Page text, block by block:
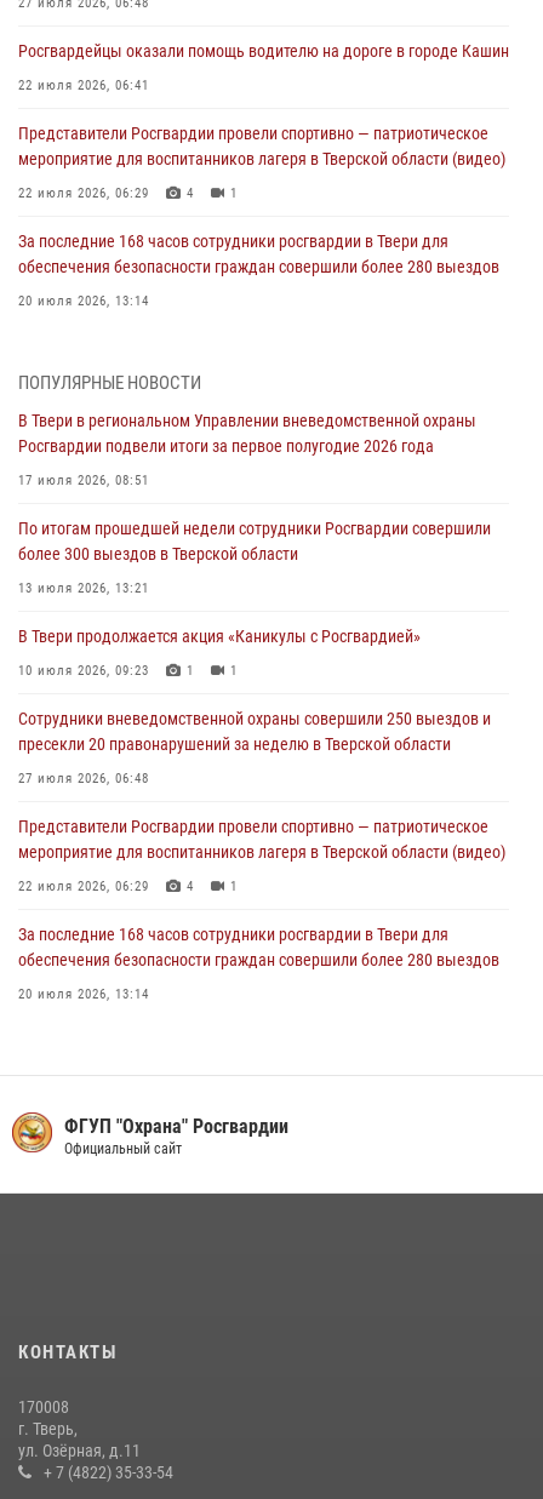
Росгвардейцы оказали помощь водителю на дороге в городе Кашин
22 июля 2026, 06:41
Представители Росгвардии провели спортивно — патриотическое
мероприятие для воспитанников лагеря в Тверской области (видео)
22 июля 2026, 06:29 4 1
За последние 168 часов сотрудники росгвардии в Твери для
обеспечения безопасности граждан совершили более 280 выездов
20 июля 2026, 13:14
Росгвардии подвели итоги за первое полугодие 2026 года
По итогам прошедшей недели сотрудники Росгвардии совершили
более 300 выездов в Тверской области
В Твери продолжается акция «Каникулы с Росгвардией»
10 июля 2026, 09:23
Росгвардейцы в Твери пресекли 16 административных
правонарушений
ПОПУЛЯРНЫЕ НОВОСТИ
В Твери в региональном Управлении вневедомственной охраны
Росгвардии подвели итоги за первое полугодие 2026 года
17 июля 2026, 08:51
По итогам прошедшей недели сотрудники Росгвардии совершили
более 300 выездов в Тверской области
13 июля 2026, 13:21
В Твери продолжается акция «Каникулы с Росгвардией»
10 июля 2026, 09:23 1 1
Сотрудники вневедомственной охраны совершили 250 выездов и
пресекли 20 правонарушений за неделю в Тверской области
27 июля 2026, 06:48
Представители Росгвардии провели спортивно — патриотическое
мероприятие для воспитанников лагеря в Тверской области (видео)
22 июля 2026, 06:29 4 1
За последние 168 часов сотрудники росгвардии в Твери для
обеспечения безопасности граждан совершили более 280 выездов
20 июля 2026, 13:14
Росгвардейцы оказали помощь водителю на дороге в городе Кашин
ФГУП "Охрана" Росгвардии
Официальный сайт
КОНТАКТЫ
170008
г. Тверь,
ул. Озёрная, д.11
+ 7 (4822) 35-33-54